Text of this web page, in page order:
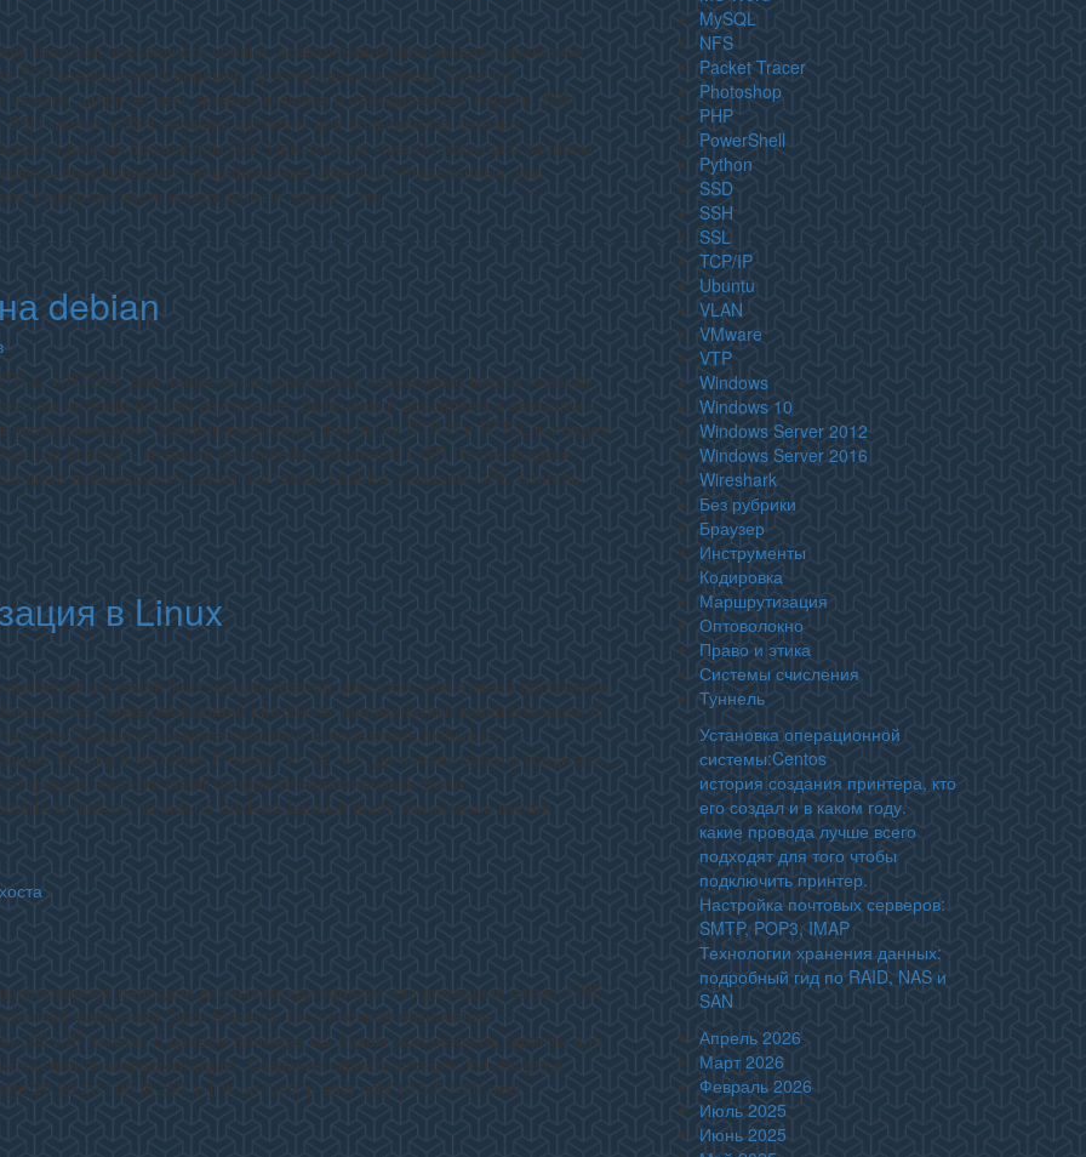
протокол прикладного уровня, позволяющий производить удалённое
TCP-соединений (например, для передачи файлов). Схож по
от него, шифрует весь трафик, включая и передаваемые пароли. SSH
клиент и SSH-серверы доступны для большинства сетевых
данных протоколом SSH Приложения клиента посылают запросы
прослушивают специфические запросы, отправленные, как
Наиболее часто используемые порты – это…
debian
L, и RTR-R. Для применения изменений, необходимо ввести команду
интерфейсов во внутренние. Включаем и добавляем в автозапуск
изменения. Конфигурационные файлы на RTR-R и RTR-L выглядят
Где ens192 – внешний интерфейс, связанный с ISP. После каждого
перезагружать. systemctl restart nftables. Создаем GRE-туннель
в Linux
системой linux маршрутизатор, для этого вам нужена программа
поддерживающий протоколы динамической маршрутизации IP.
Quagga становится способен использовать любые из
Routing Information Protocol: v1, v2, v3; До начала работы убедитесь,
quagga. #apt-get install quagga Отредактировать файл
ripd=no ripngd=no isisd=no Данный файл изначально пустой,…
передачи данных между офисом или домашней сетью. GRE
компанией Cisco Systems. Его основное назначение —
OSI в IP-пакеты. В данном примере мы будем использовать скрипты для
настроили маршрутизацию. Создание скрпита для gre. #vi /etc/gre.s
20.20.20.100 ttl 250 ip link up tun0 ip addr add 10.5.5.1/30 peer…
MySQL
NFS
Packet Tracer
Photoshop
PHP
PowerShell
Python
SSD
SSH
SSL
TCP/IP
Ubuntu
VLAN
VMware
VTP
Windows
Windows 10
Windows Server 2012
Windows Server 2016
Wireshark
Без рубрики
Браузер
Инструменты
Кодировка
Маршрутизация
Оптоволокно
Право и этика
Системы счисления
Туннель
Установка операционной
системы:Centos
история создания принтера, кто
его создал и в каком году.
какие провода лучше всего
подходят для того чтобы
подключить принтер.
Настройка почтовых серверов:
SMTP, POP3, IMAP
Технологии хранения данных:
подробный гид по RAID, NAS и
SAN
Апрель 2026
Март 2026
Февраль 2026
Июль 2025
Июнь 2025